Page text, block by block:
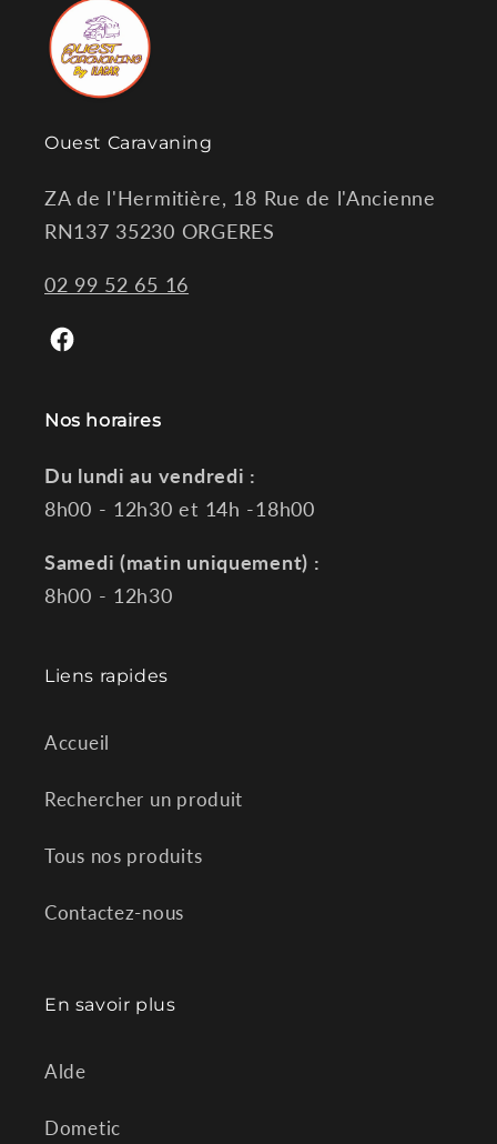
Ouest Caravaning
ZA de l'Hermitière, 18 Rue de l'Ancienne
RN137 35230 ORGERES
02 99 52 65 16
Facebook
Nos horaires
Du lundi au vendredi :
8h00 - 12h30 et 14h -18h00
Samedi (matin uniquement) :
8h00 - 12h30
Liens rapides
Accueil
Rechercher un produit
Tous nos produits
Contactez-nous
En savoir plus
Alde
Dometic